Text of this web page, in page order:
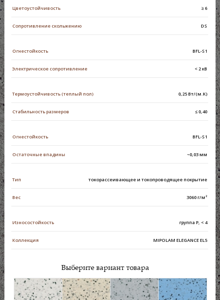
Цветоустойчивость ≥ 6
Сопротивление скольжению DS
Огнестойкость ВFL-S1
Электрическое сопротивление < 2 кВ
Термоустойчивость (теплый пол) 0,25 Вт/(м.K)
Стабильность размеров ≤ 0,40
Огнестойкость ВFL-S1
Остаточные впадины ~0,03 мм
Тип токорассеивающее и токопроводящее покрытие
Вес 3060 г/м²
Износостойкость группа Р, < 4
Коллекция MIPOLAM ELEGANCE EL5
Выберите вариант товара